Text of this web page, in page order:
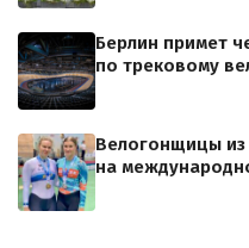
Берлин примет
по трековому
Велогонщицы из
на